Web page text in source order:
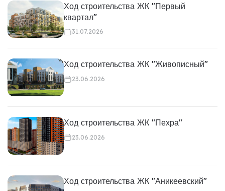
Ход строительства ЖК "Первый
квартал"
31.07.2026
Ход строительства ЖК "Живописный"
23.06.2026
Ход строительства ЖК "Пехра"
23.06.2026
Ход строительства ЖК "Аникеевский"